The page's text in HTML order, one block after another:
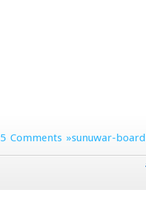
5 Comments »sunuwar-board